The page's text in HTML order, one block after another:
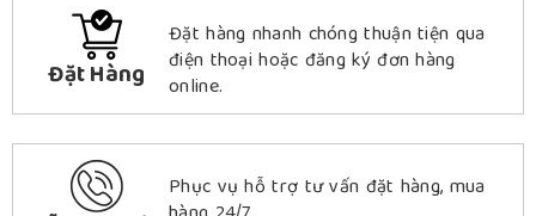
Đặt Hàng
Đặt hàng nhanh chóng thuận tiện qua
điện thoại hoặc đăng ký đơn hàng
online.
Phục vụ hỗ trợ tư vấn đặt hàng, mua